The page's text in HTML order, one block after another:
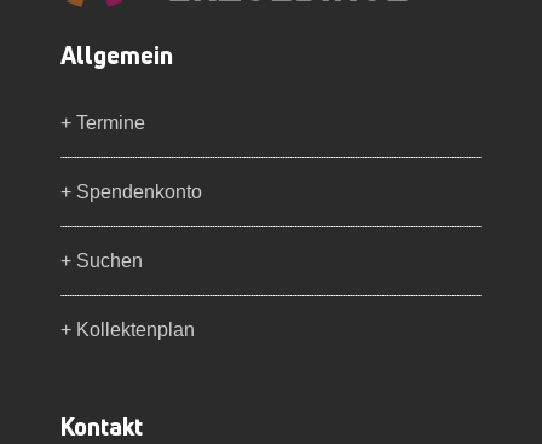
Allgemein
+ Termine
+ Spendenkonto
+ Suchen
+ Kollektenplan
Kontakt